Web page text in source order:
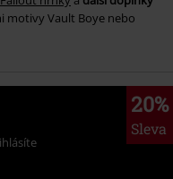
motivy Vault Boye nebo
20%
Sleva